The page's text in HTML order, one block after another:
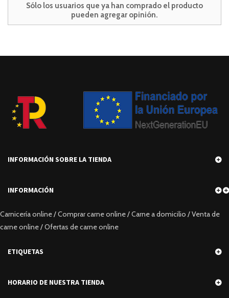
Sólo los usuarios que ya han comprado el producto
pueden agregar opinión.
INFORMACIÓN SOBRE LA TIENDA
INFORMACIÓN
Carnicería online / Comprar carne online / Carne a domicilio / Venta de
carne online / Ofertas de carne online
ETIQUETAS
HORARIO DE NUESTRA TIENDA